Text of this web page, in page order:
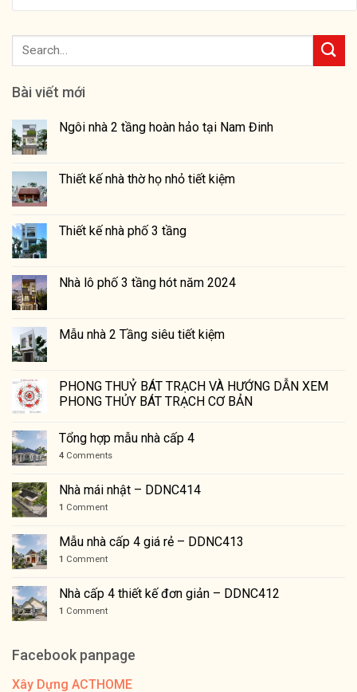
Bài viết mới
Ngôi nhà 2 tầng hoàn hảo tại Nam Đinh
Thiết kế nhà thờ họ nhỏ tiết kiệm
Thiết kế nhà phố 3 tầng
Nhà lô phố 3 tầng hót năm 2024
Mẫu nhà 2 Tầng siêu tiết kiệm
PHONG THUỶ BÁT TRẠCH VÀ HƯỚNG DẪN XEM
PHONG THỦY BÁT TRẠCH CƠ BẢN
Tổng hợp mẫu nhà cấp 4
4 Comments
Nhà mái nhật – DDNC414
1 Comment
Mẫu nhà cấp 4 giá rẻ – DDNC413
1 Comment
Nhà cấp 4 thiết kế đơn giản – DDNC412
1 Comment
Facebook panpage
Xây Dựng ACTHOME